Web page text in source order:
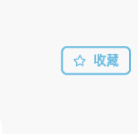
收藏